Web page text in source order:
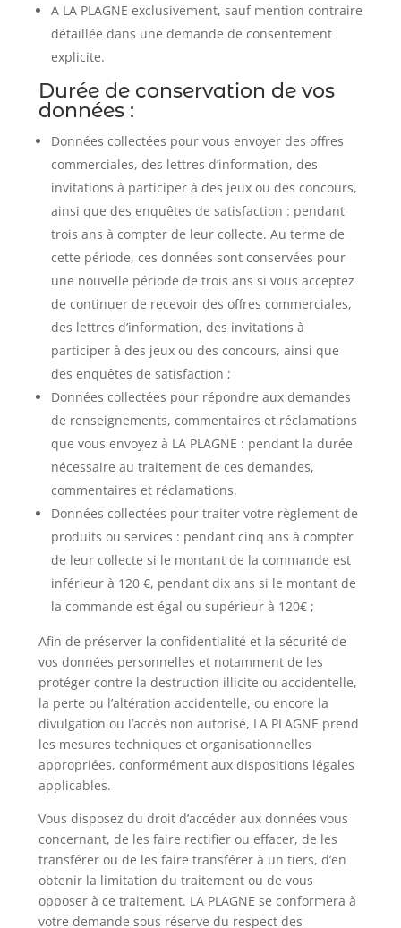
A LA PLAGNE exclusivement, sauf mention contraire
détaillée dans une demande de consentement
explicite.
Durée de conservation de vos
données :
Données collectées pour vous envoyer des offres
commerciales, des lettres d’information, des
invitations à participer à des jeux ou des concours,
ainsi que des enquêtes de satisfaction : pendant
trois ans à compter de leur collecte. Au terme de
cette période, ces données sont conservées pour
une nouvelle période de trois ans si vous acceptez
de continuer de recevoir des offres commerciales,
des lettres d’information, des invitations à
participer à des jeux ou des concours, ainsi que
des enquêtes de satisfaction ;
Données collectées pour répondre aux demandes
de renseignements, commentaires et réclamations
que vous envoyez à LA PLAGNE : pendant la durée
nécessaire au traitement de ces demandes,
commentaires et réclamations.
Données collectées pour traiter votre règlement de
produits ou services : pendant cinq ans à compter
de leur collecte si le montant de la commande est
inférieur à 120 €, pendant dix ans si le montant de
la commande est égal ou supérieur à 120€ ;
Afin de préserver la confidentialité et la sécurité de
vos données personnelles et notamment de les
protéger contre la destruction illicite ou accidentelle,
la perte ou l’altération accidentelle, ou encore la
divulgation ou l’accès non autorisé, LA PLAGNE prend
les mesures techniques et organisationnelles
appropriées, conformément aux dispositions légales
applicables.
Vous disposez du droit d’accéder aux données vous
concernant, de les faire rectifier ou effacer, de les
transférer ou de les faire transférer à un tiers, d’en
obtenir la limitation du traitement ou de vous
opposer à ce traitement. LA PLAGNE se conformera à
votre demande sous réserve du respect des